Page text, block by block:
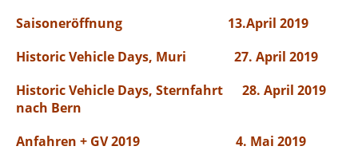
Saisoneröffnung 13.April 2019
Historic Vehicle Days, Muri 27. April 2019
Historic Vehicle Days, Sternfahrt 28. April 2019
nach Bern
Anfahren + GV 2019 4. Mai 2019